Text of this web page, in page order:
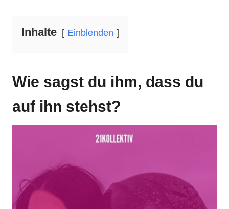
Inhalte Einblenden
Wie sagst du ihm, dass du
auf ihn stehst?